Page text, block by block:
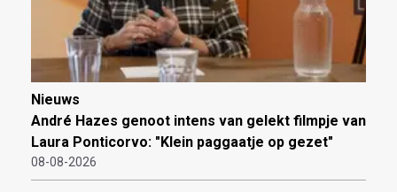
Nieuws
André Hazes genoot intens van gelekt filmpje van
Laura Ponticorvo: "Klein paggaatje op gezet"
08-08-2026